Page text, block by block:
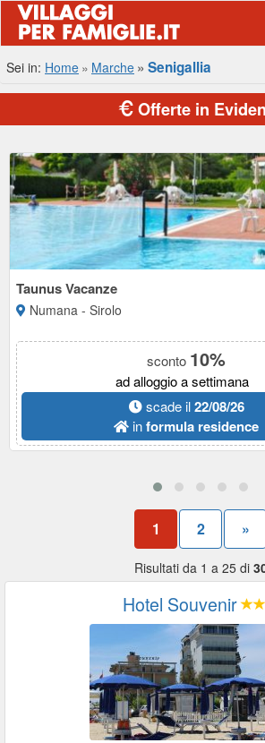
Sei in: Home Marche Senigallia
Offerte in
Taunus Vacanze
Numana - Sirolo
sconto 10%
ad alloggio a settimana
scade il22/08/26
informula residence
1 2 »
Risultati da 1 a 25 di
Hotel Souvenir